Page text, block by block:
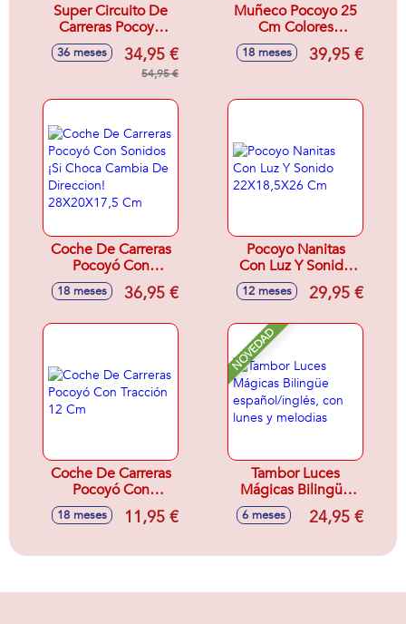
Super Circuito De
Carreras Pocoyo
¡150 Cm De Tramos
Flexibles! El Coche
Tiene Luces Y
36 meses 34,95 €
54,95 €
Muñeco Pocoyo 25
Cm Colores
Mágicos, Si Juegas
Con El Mando
18 meses 39,95 €
Coche De Carreras
Pocoyó Con
Sonidos ¡Si Choca
Cambia De
18 meses 36,95 €
Pocoyo Nanitas
Con Luz Y Sonido
22X18,5X26 Cm
12 meses 29,95 €
Coche De Carreras
Pocoyó Con
Tracción 12 Cm
18 meses 11,95 €
NOVEDAD
Tambor Luces
Mágicas Bilingüe
español/inglés, con
lunes y melodias
6 meses 24,95 €